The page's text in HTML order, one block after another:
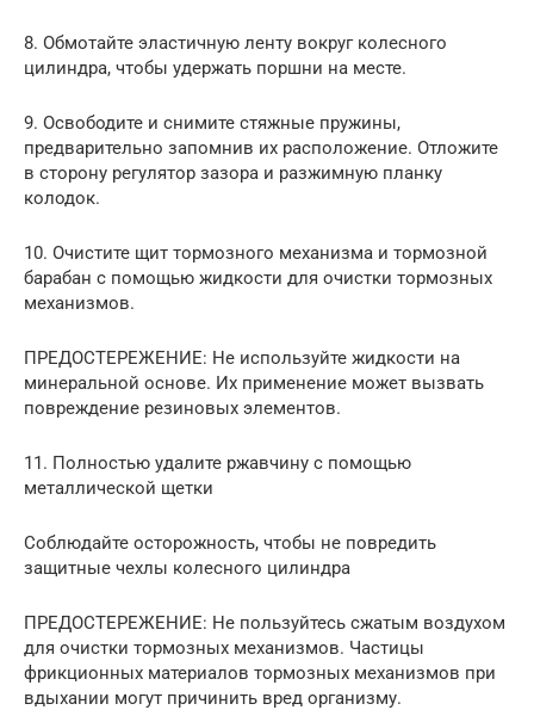
8. Обмотайте эластичную ленту вокруг колесного
цилиндра, чтобы удержать поршни на месте.
9. Освободите и снимите стяжные пружины,
предварительно запомнив их расположение. Отложите
в сторону регулятор зазора и разжимную планку
колодок.
10. Очистите щит тормозного механизма и тормозной
барабан с помощью жидкости для очистки тормозных
механизмов.
ПРЕДОСТЕРЕЖЕНИЕ: Не используйте жидкости на
минеральной основе. Их применение может вызвать
повреждение резиновых элементов.
11. Полностью удалите ржавчину с помощью
металлической щетки
Соблюдайте осторожность, чтобы не повредить
защитные чехлы колесного цилиндра
ПРЕДОСТЕРЕЖЕНИЕ: Не пользуйтесь сжатым воздухом
для очистки тормозных механизмов. Частицы
фрикционных материалов тормозных механизмов при
вдыхании могут причинить вред организму.